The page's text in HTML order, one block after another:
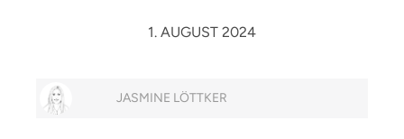
1. AUGUST 2024
JASMINE LÖTTKER